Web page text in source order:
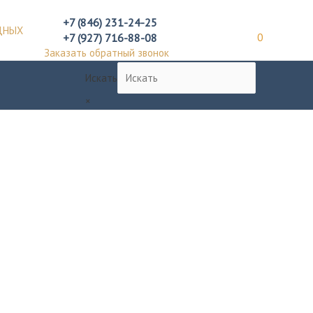
+7 (846) 231-24-25
+7 (927) 716-88-08
Заказать обратный звонок
0
Искать
×